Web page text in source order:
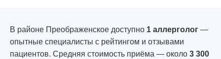
В районе Преображенское доступно 1 аллерголог —
опытные специалисты с рейтингом и отзывами
пациентов. Средняя стоимость приёма — около 3 300